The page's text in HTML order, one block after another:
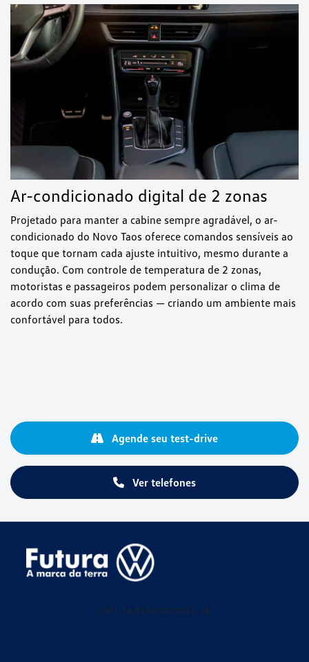
Ar-condicionado digital de 2 zonas
Projetado para manter a cabine sempre agradável, o ar-
condicionado do Novo Taos oferece comandos sensíveis ao
toque que tornam cada ajuste intuitivo, mesmo durante a
condução. Com controle de temperatura de 2 zonas,
motoristas e passageiros podem personalizar o clima de
acordo com suas preferências — criando um ambiente mais
confortável para todos.
Ver telefones
Agende seu test-drive
CNPJ: 76.818.038/0001-38